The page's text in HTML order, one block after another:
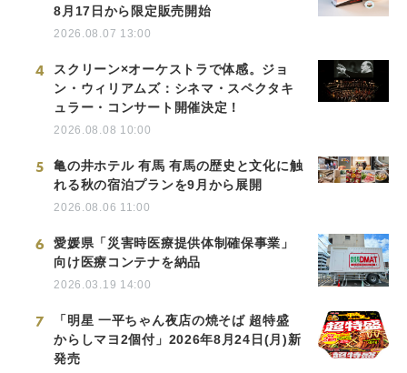
8月17日から限定販売開始
2026.08.07 13:00
4
スクリーン×オーケストラで体感。ジョ
ン・ウィリアムズ：シネマ・スペクタキ
ュラー・コンサート開催決定！
2026.08.08 10:00
5
亀の井ホテル 有馬 有馬の歴史と文化に触
れる秋の宿泊プランを9月から展開
2026.08.06 11:00
6
愛媛県「災害時医療提供体制確保事業」
向け医療コンテナを納品
2026.03.19 14:00
7
「明星 一平ちゃん夜店の焼そば 超特盛
からしマヨ2個付」2026年8月24日(月)新
発売